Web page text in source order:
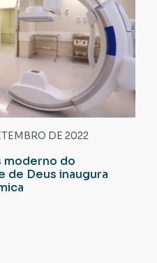
DE 2022
moderno do
de Deus inaugura